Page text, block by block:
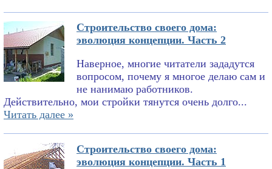
Строительство своего дома:
эволюция концепции. Часть 2
Наверное, многие читатели зададутся
вопросом, почему я многое делаю сам и
не нанимаю работников.
Действительно, мои стройки тянутся очень долго...
Читать далее »
Строительство своего дома:
эволюция концепции. Часть 1